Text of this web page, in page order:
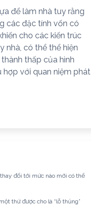
để làm nhà tuy rằng
các đặc tính vốn có
cho các kiến trúc
nhà, có thể thể hiện
thấp của hình
hợp với quan niệm phát
đổi tới mức nào mới có thể
thứ được cho là “lỗ thủng”